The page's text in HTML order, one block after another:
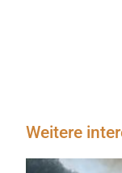
Weitere